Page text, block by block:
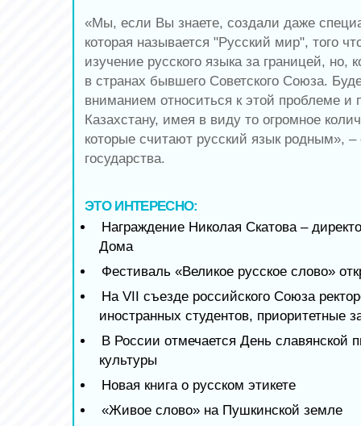
«Мы, если Вы знаете, создали даже
которая называется "Русский мир", того
изучение русского языка за границей, но,
в странах бывшего Советского Союза.
вниманием относиться к этой проблеме и
Казахстану, имея в виду то огромное
которые считают русский язык родным», –
государства.
ЭТО ИНТЕРЕСНО:
Награждение Николая Скатова –
Дома
Фестиваль «Великое русское слово»
На VII съезде российского Союза
иностранных студентов, приоритетные
В России отмечается День славянской
культуры
Новая книга о русском этикете
«Живое слово» на Пушкинской земле